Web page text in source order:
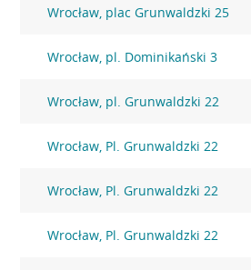
Wrocław, plac Grunwaldzki 25
Wrocław, pl. Dominikański 3
Wrocław, pl. Grunwaldzki 22
Wrocław, Pl. Grunwaldzki 22
Wrocław, Pl. Grunwaldzki 22
Wrocław, Pl. Grunwaldzki 22